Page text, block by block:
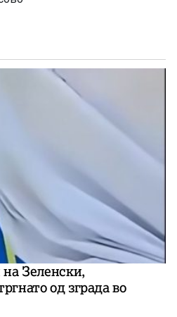
Зеленски,
од зграда во